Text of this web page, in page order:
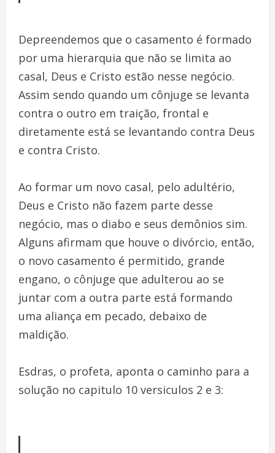
Depreendemos que o casamento é formado
por uma hierarquia que não se limita ao
casal, Deus e Cristo estão nesse negócio.
Assim sendo quando um cônjuge se levanta
contra o outro em traição, frontal e
diretamente está se levantando contra Deus
e contra Cristo.
Ao formar um novo casal, pelo adultério,
Deus e Cristo não fazem parte desse
negócio, mas o diabo e seus demônios sim.
Alguns afirmam que houve o divórcio, então,
o novo casamento é permitido, grande
engano, o cônjuge que adulterou ao se
juntar com a outra parte está formando
uma aliança em pecado, debaixo de
maldição.
Esdras, o profeta, aponta o caminho para a
solução no capitulo 10 versiculos 2 e 3: